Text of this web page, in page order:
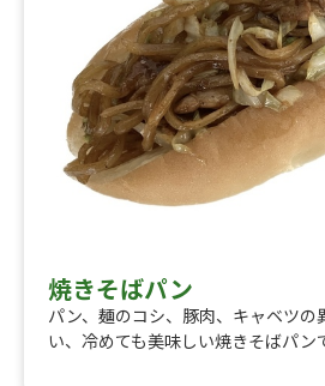
焼きそばパン
パン、麺のコシ、豚肉、キャベツの
い、冷めても美味しい焼きそばパン